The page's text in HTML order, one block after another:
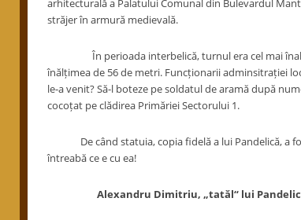
arhitecturală a Palatului Comunal din Bulevardul
străjer în armură medievală.
În perioada interbelică, turnul era cel mai înalt
înălțimea de 56 de metri. Funcționarii adminsitrației
le-a venit? Să-l boteze pe soldatul de aramă după
cocoțat pe clădirea Primăriei Sectorului 1.
De când statuia, copia fidelă a lui Pandelică, a
întreabă ce e cu ea!
Alexandru Dimitriu, „tatăl“ lui